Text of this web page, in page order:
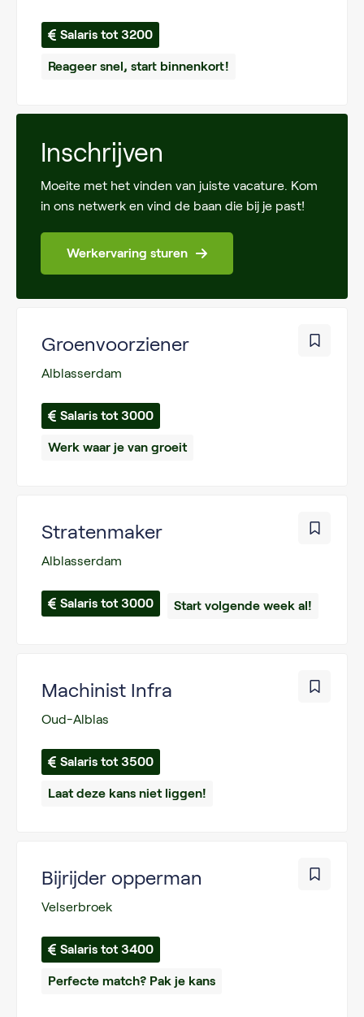
Salaris tot 3200
Reageer snel, start binnenkort!
Inschrijven
Moeite met het vinden van juiste vacature. Kom
in ons netwerk en vind de baan die bij je past!
Werkervaring sturen
Groenvoorziener
Alblasserdam
Salaris tot 3000
Werk waar je van groeit
Stratenmaker
Alblasserdam
Salaris tot 3000 Start volgende week al!
Machinist Infra
Oud-Alblas
Salaris tot 3500
Laat deze kans niet liggen!
Bijrijder opperman
Velserbroek
Salaris tot 3400
Perfecte match? Pak je kans